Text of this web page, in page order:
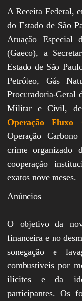
A Receita Federal,
do Estado de São
Atuação Especial
(Gaeco), a
Estado de São
Petróleo, Gás
Procuradoria-Geral
Militar e Civil,
Operação Fluxo
Operação
crime organizado
cooperação
exatos nove meses.
Anúncios
O objetivo da
financeira e no
sonegação e
combustíveis por
ilícitos e da
participantes. Os